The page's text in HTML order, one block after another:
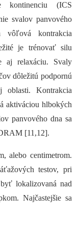
kontinenciu (ICS
svalov panvového
vôľová kontrakcia
je trénovať silu
aj relaxáciu. Svaly
dôležitú podpornú
oblasti. Kontrakcia
aktiváciou hlbokých
panvového dna sa
[11,12].
alebo centimetrom.
testov, pri
lokalizovaná nad
Najčastejšie sa